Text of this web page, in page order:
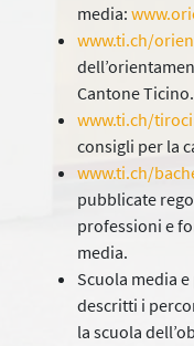
media:
www.ti.ch/
Cantone Ticino.
www.ti.ch/
consigli per la
www.ti.ch/
pubblicate
professioni e
media.
Scuola media
descritti i
la scuola